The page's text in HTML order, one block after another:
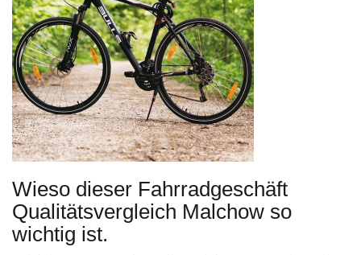
Wieso dieser Fahrradgeschäft
Qualitätsvergleich Malchow so
wichtig ist.